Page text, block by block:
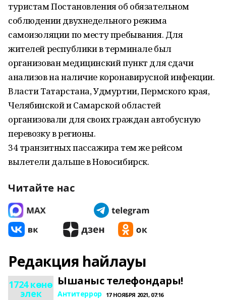
туристам Постановления об обязательном
соблюдении двухнедельного режима
самоизоляции по месту пребывания. Для
жителей республики в терминале был
организован медицинский пункт для сдачи
анализов на наличие коронавирусной инфекции.
Власти Татарстана, Удмуртии, Пермского края,
Челябинской и Самарской областей
организовали для своих граждан автобусную
перевозку в регионы.
34 транзитных пассажира тем же рейсом
вылетели дальше в Новосибирск.
Читайте нас
Редакция һайлауы
1724 көнө
элек
Ышаныс телефондары!
Антитеррор 17 НОЯБРЯ 2021, 07:16